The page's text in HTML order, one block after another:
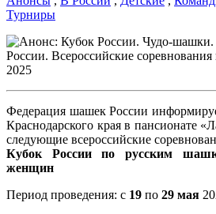
Турниры
Федерация шашек России
Краснодарского края в пансионате
следующие всероссийские
Кубок России по русским
женщин
Период проведения: с 19 по 29 мая